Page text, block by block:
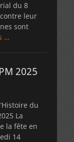
du 8
leur
sont
…
2025
du
La
la fête en
14